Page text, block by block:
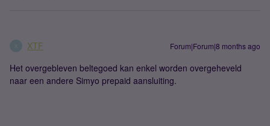
XTF Forum|Forum|8 months ago
Het overgebleven beltegoed kan enkel worden overgeheveld
naar een andere Simyo prepaid aansluiting.